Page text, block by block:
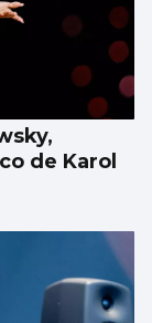
de Karol